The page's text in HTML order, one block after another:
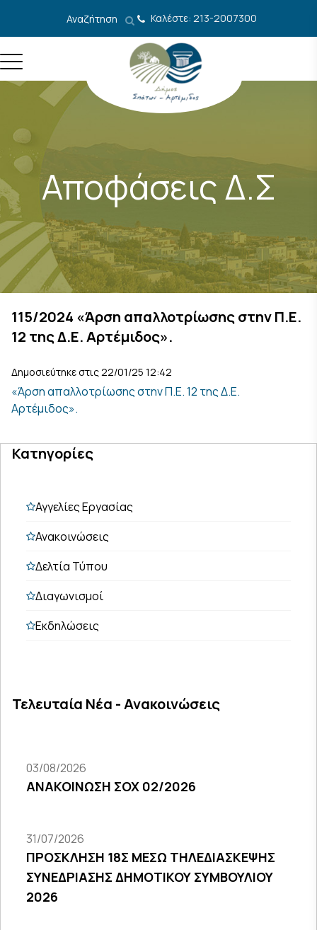
Αναζήτηση Καλέστε: 213-2007300
Αποφάσεις Δ.Σ
115/2024 «Άρση απαλλοτρίωσης στην Π.Ε.
12 της Δ.Ε. Αρτέμιδος».
Δημοσιεύτηκε στις 22/01/25 12:42
«Άρση απαλλοτρίωσης στην Π.Ε. 12 της Δ.Ε.
Αρτέμιδος».
Κατηγορίες
Αγγελίες Εργασίας
Ανακοινώσεις
Δελτία Τύπου
Διαγωνισμοί
Εκδηλώσεις
Τελευταία Νέα - Ανακοινώσεις
03/08/2026
ΑΝΑΚΟΙΝΩΣΗ ΣΟΧ 02/2026
31/07/2026
ΠΡΟΣΚΛΗΣΗ 18Σ ΜΕΣΩ ΤΗΛΕΔΙΑΣΚΕΨΗΣ
ΣΥΝΕΔΡΙΑΣΗΣ ΔΗΜΟΤΙΚΟΥ ΣΥΜΒΟΥΛΙΟΥ
2026